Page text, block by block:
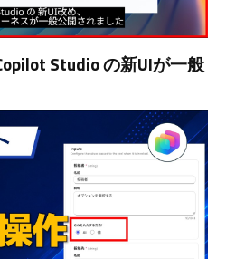
Studio の新UIが一般